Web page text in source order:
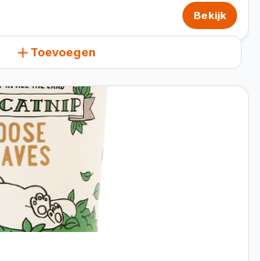
Bekijk
Toevoegen